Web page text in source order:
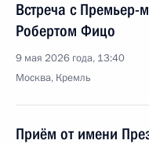
Встреча с Премьер-
Робертом Фицо
9 мая 2026 года, 13:40
Москва, Кремль
Приём от имени